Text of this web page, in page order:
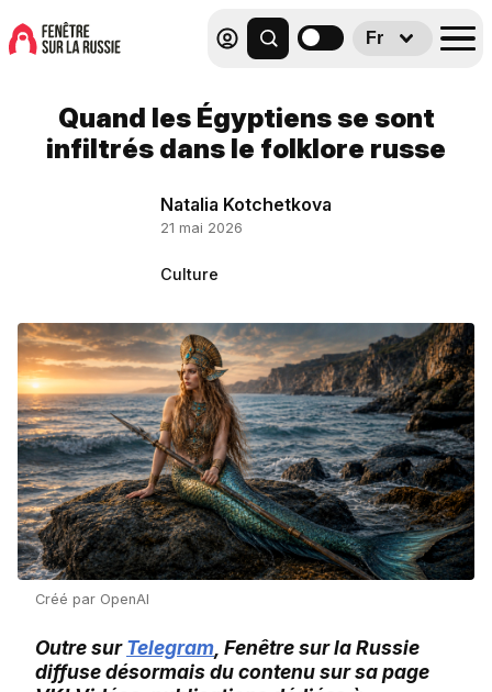
Fr
Quand les Égyptiens se sont
infiltrés dans le folklore russe
Natalia Kotchetkova
21 mai 2026
Culture
Créé par OpenAI
Outre surTelegram , Fenêtre sur la Russie
diffuse désormais du contenu sur sa page